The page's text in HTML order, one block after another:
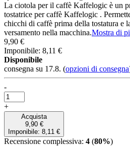
La ciotola per il caffè Kaffelogic è un
tostatrice per caffè Kaffelogic .
chicchi di caffè prima della tostatura e
versamento nella macchina.Mostra di
9,90 €
Imponibile: 8,11 €
Disponibile
consegna su 17.8. (opzioni di consegna
-
+
Acquista
9,90 €
Imponibile: 8,11 €
Recensione complessiva: 4 (80%)